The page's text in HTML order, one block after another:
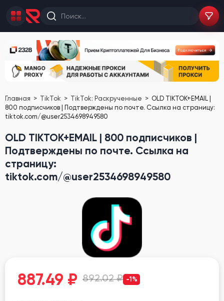
Главная TikTok TikTok: Раскрученные
OLD TIKTOK+EMAIL |
800 подписчиков | Подтверждены по почте. Ссылка на страницу:
tiktok.com/@user2534698949580
OLD TIKTOK+EMAIL | 800 подписчиков |
Подтверждены по почте. Ссылка на
страницу:
tiktok.com/@user2534698949580
887.49 ₽ 892.02 ₽ -1%